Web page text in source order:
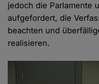
jedoch die Parlamente
aufgefordert, die
beachten und
realisieren.